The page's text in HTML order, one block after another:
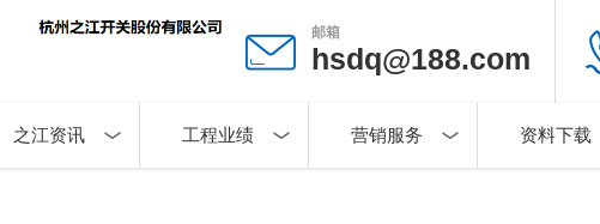
邮箱
hsdq@188.com
之江资讯 工程业绩 营销服务 资料下载